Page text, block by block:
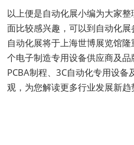
以上便是自动化展小编为大家
面比较感兴趣，可以到自动化
自动化展将于上海世博展览馆
个电子制造专用设备供应商及
PCBA制程、3C自动化专用设
观，为您解读更多行业发展新趋